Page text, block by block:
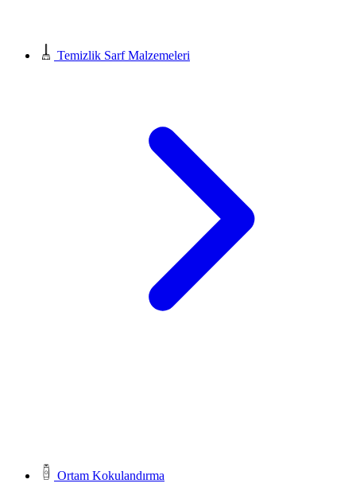
Temizlik Sarf Malzemeleri
Ortam Kokulandırma